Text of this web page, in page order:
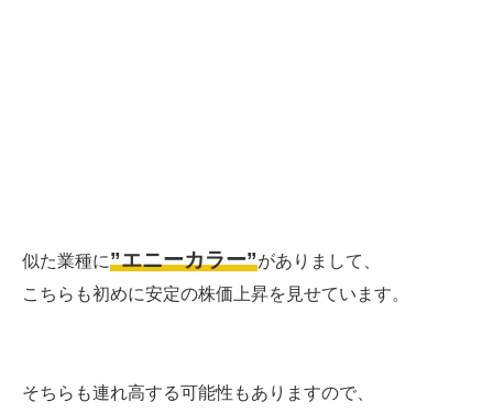
似た業種に”エニーカラー”がありまして、
こちらも初めに安定の株価上昇を見せています。
そちらも連れ高する可能性もありますので、